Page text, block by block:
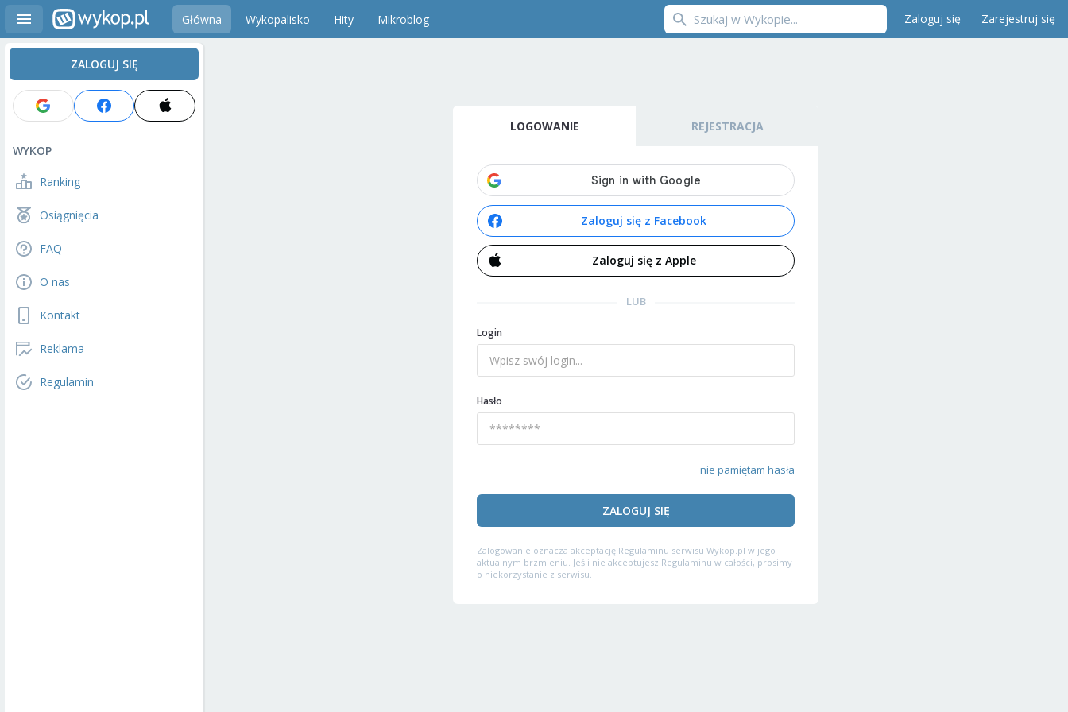
Główna Wykopalisko Hity Mikroblog Zaloguj się Zarejestruj się
ZALOGUJ SIĘ
WYKOP
Ranking
Osiągnięcia
FAQ
O nas
Kontakt
Reklama
Regulamin
LOGOWANIE REJESTRACJA
Zaloguj się z Facebook
Zaloguj się z Apple
LUB
Login
Hasło
nie pamiętam hasła
ZALOGUJ SIĘ
Zalogowanie oznacza akceptację Regulaminu serwisu Wykop.pl w jego
aktualnym brzmieniu. Jeśli nie akceptujesz Regulaminu w całości, prosimy
o niekorzystanie z serwisu.